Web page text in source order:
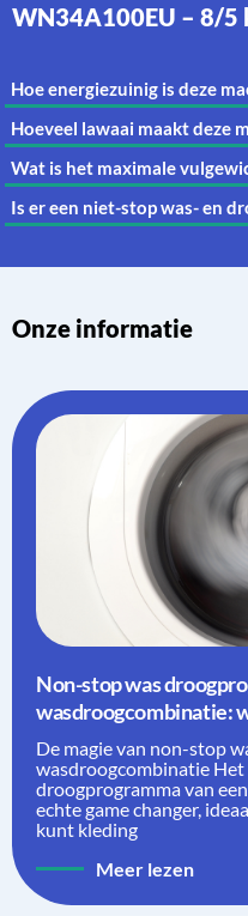
WN34A100EU – 8/5
Hoe energiezuinig is deze
Hoeveel lawaai maakt deze
Wat is het maximale
Is er een niet-stop was- en
Onze informatie
Non-stop was droogprogramma van een
wasdroogcombinatie:
De magie van non-stop
wasdroogcombinatie
droogprogramma van
echte game changer,
kunt kleding
Meer lezen